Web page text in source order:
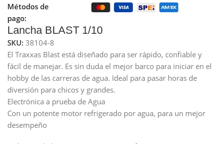
Métodos de
pago:
Lancha BLAST 1/10
SKU:38104-8
El Traxxas Blast está diseñado para ser rápido, confiable y
fácil de manejar. Es sin duda el mejor barco para iniciar en el
hobby de las carreras de agua. Ideal para pasar horas de
diversión para chicos y grandes.
Electrónica a prueba de Agua
Con un potente motor refrigerado por agua, para un mejor
desempeño